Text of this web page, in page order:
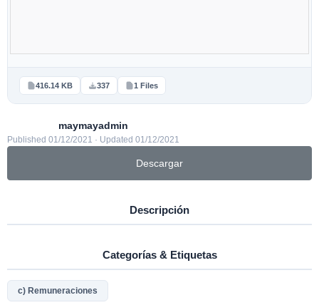
416.14 KB 337 1 Files
maymayadmin
Published 01/12/2021 · Updated 01/12/2021
Descargar
Descripción
Categorías & Etiquetas
c) Remuneraciones